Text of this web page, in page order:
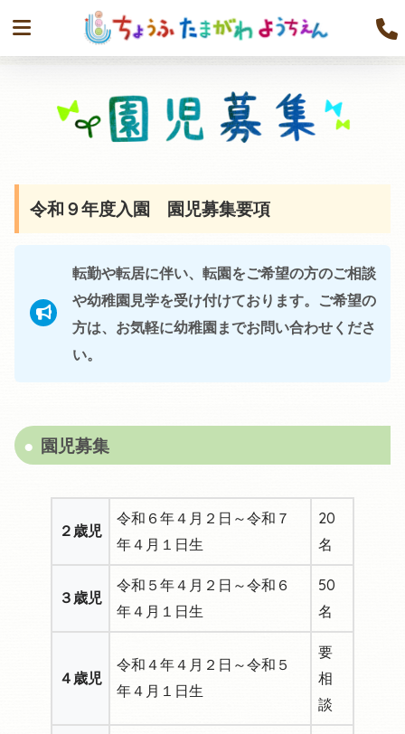
令和９年度入園 園児募集要項
転勤や転居に伴い、転園をご希望の方のご相談
や幼稚園見学を受け付けております。ご希望の
方は、お気軽に幼稚園までお問い合わせくださ
い。
園児募集
２歳児
令和６年４月２日～令和７
年４月１日生
20
名
３歳児
令和５年４月２日～令和６
年４月１日生
50
名
４歳児
令和４年４月２日～令和５
年４月１日生
要
相
談